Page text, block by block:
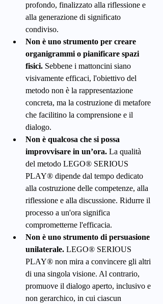
profondo, finalizzato alla riflessione e
alla generazione di significato
condiviso.
Non è uno strumento per creare
organigrammi o pianificare spazi
fisici. Sebbene i mattoncini siano
visivamente efficaci, l'obiettivo del
metodo non è la rappresentazione
concreta, ma la costruzione di metafore
che facilitino la comprensione e il
dialogo.
Non è qualcosa che si possa
improvvisare in un’ora. La qualità
del metodo LEGO® SERIOUS
PLAY® dipende dal tempo dedicato
alla costruzione delle competenze, alla
riflessione e alla discussione. Ridurre il
processo a un'ora significa
comprometterne l'efficacia.
Non è uno strumento di persuasione
unilaterale. LEGO® SERIOUS
PLAY® non mira a convincere gli altri
di una singola visione. Al contrario,
promuove il dialogo aperto, inclusivo e
non gerarchico, in cui ciascun